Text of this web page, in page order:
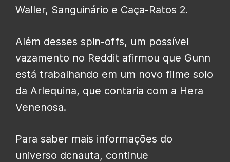
Waller, Sanguinário e Caça-Ratos 2.
Além desses spin-offs, um possível
vazamento no Reddit afirmou que Gunn
está trabalhando em um novo filme solo
da Arlequina, que contaria com a Hera
Venenosa.
Para saber mais informações do
universo dcnauta, continue